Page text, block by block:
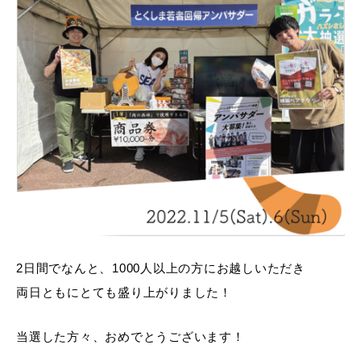
2日間でなんと、1000人以上の方にお越しいただき
両日ともにとても盛り上がりました！
当選した方々、おめでとうございます！